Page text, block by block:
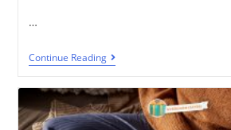
…
Continue Reading